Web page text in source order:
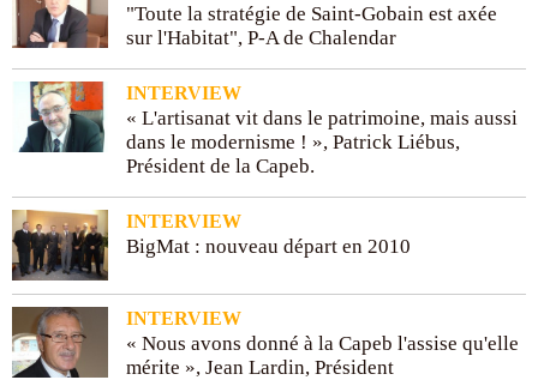
"Toute la stratégie de Saint-Gobain est axée
sur l'Habitat", P-A de Chalendar
INTERVIEW
« L'artisanat vit dans le patrimoine, mais aussi
dans le modernisme ! », Patrick Liébus,
Président de la Capeb.
INTERVIEW
BigMat : nouveau départ en 2010
INTERVIEW
« Nous avons donné à la Capeb l'assise qu'elle
mérite », Jean Lardin, Président